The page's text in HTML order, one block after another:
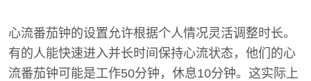
心流番茄钟的设置允许根据个人情况灵活调整时长。
有的人能快速进入并长时间保持心流状态，他们的心
流番茄钟可能是工作50分钟，休息10分钟。这实际上